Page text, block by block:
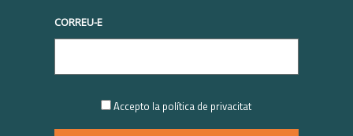
CORREU-E
Accepto la política de privacitat